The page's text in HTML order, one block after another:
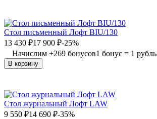
Стол письменный Лофт BIU/130
13 430 ₽17 900 ₽-25%
Начислим +269 бонусов1 бонус = 1 рубль
В корзину
Стол журнальный Лофт LAW
9 550 ₽14 690 ₽-35%